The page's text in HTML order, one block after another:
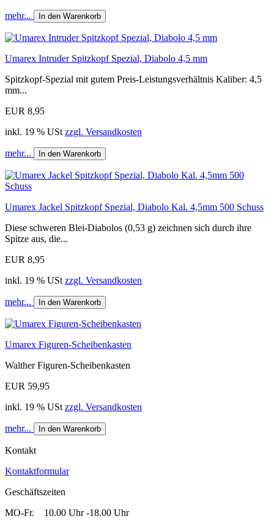
mehr... In den Warenkorb
Umarex Intruder Spitzkopf Spezial, Diabolo 4,5 mm
Spitzkopf-Spezial mit gutem Preis-Leistungsverhältnis Kaliber: 4,5
mm...
EUR 8,95
inkl. 19 % USt zzgl. Versandkosten
mehr... In den Warenkorb
Umarex Jackel Spitzkopf Spezial, Diabolo Kal. 4,5mm 500 Schuss
Diese schweren Blei-Diabolos (0,53 g) zeichnen sich durch ihre
Spitze aus, die...
EUR 8,95
inkl. 19 % USt zzgl. Versandkosten
mehr... In den Warenkorb
Umarex Figuren-Scheibenkasten
Walther Figuren-Scheibenkasten
EUR 59,95
inkl. 19 % USt zzgl. Versandkosten
mehr... In den Warenkorb
Kontakt
Kontaktformular
Geschäftszeiten
MO-Fr. 10.00 Uhr -18.00 Uhr